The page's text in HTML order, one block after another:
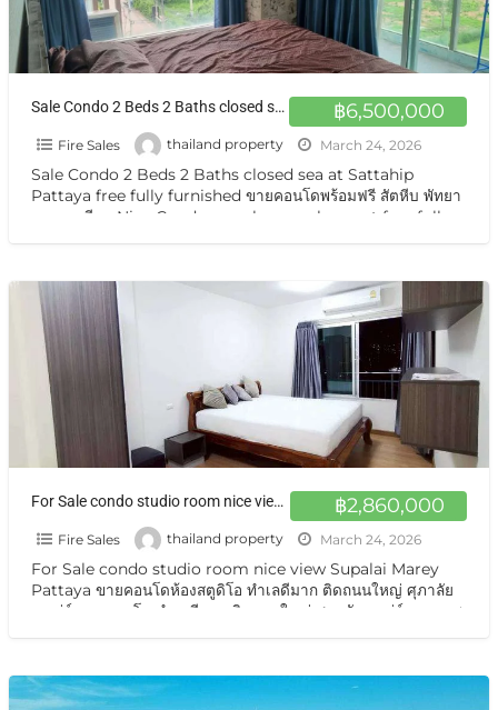
฿6,500,000
Sale Condo 2 Beds 2 Baths closed sea at Sattahip Pattaya free fully furnished ขายคอนโดพร้อมฟรี สัตหีบ พัทยานาจอมเทียน
Fire Sales thailand property March 24, 2026
Sale Condo 2 Beds 2 Baths closed sea at Sattahip
Pattaya free fully furnished ขายคอนโดพร้อมฟรี สัตหีบ พัทยา
นาจอมเทียน Nice Condo on sale very cheapest free fully
฿2,860,000
For Sale condo studio room nice view Supalai Marey Pattaya
Fire Sales thailand property March 24, 2026
For Sale condo studio room nice view Supalai Marey
Pattaya ขายคอนโดห้องสตูดิโอ ทำเลดีมาก ติดถนนใหญ่ ศุภาลัย
มาเร่ย์ ขายคอนโด ทำเลดีมาก ติดถนนใหญ่ ศุภาลัยมาเร่ย์ ถนนเทพ